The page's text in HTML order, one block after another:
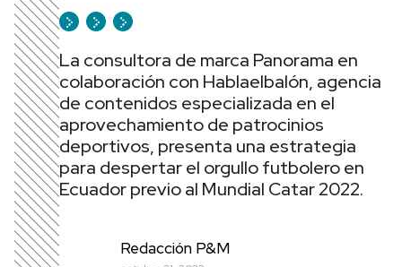
La consultora de marca Panorama en
colaboración con Hablaelbalón, agencia
de contenidos especializada en el
aprovechamiento de patrocinios
deportivos, presenta una estrategia
para despertar el orgullo futbolero en
Ecuador previo al Mundial Catar 2022.
Redacción P&M